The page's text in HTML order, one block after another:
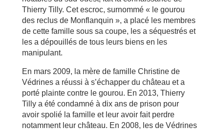
Thierry Tilly. Cet escroc, surnommé « le gourou
des reclus de Monflanquin », a placé les membres
de cette famille sous sa coupe, les a séquestrés et
les a dépouillés de tous leurs biens en les
manipulant.
En mars 2009, la mère de famille Christine de
Védrines a réussi à s’échapper du château et a
porté plainte contre le gourou. En 2013, Thierry
Tilly a été condamné à dix ans de prison pour
avoir spolié la famille et leur avoir fait perdre
notamment leur château. En 2008, les de Védrines